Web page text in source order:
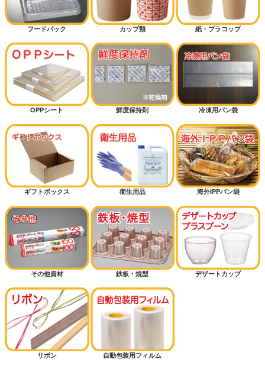
フードパック カップ類 紙・プラコップ
OPPシート 鮮度保持剤 冷凍用パン袋
ギフトボックス 衛生用品 海外IPPパン袋
その他資材 鉄板・焼型 デザートカップ
リボン 自動包装用フィルム